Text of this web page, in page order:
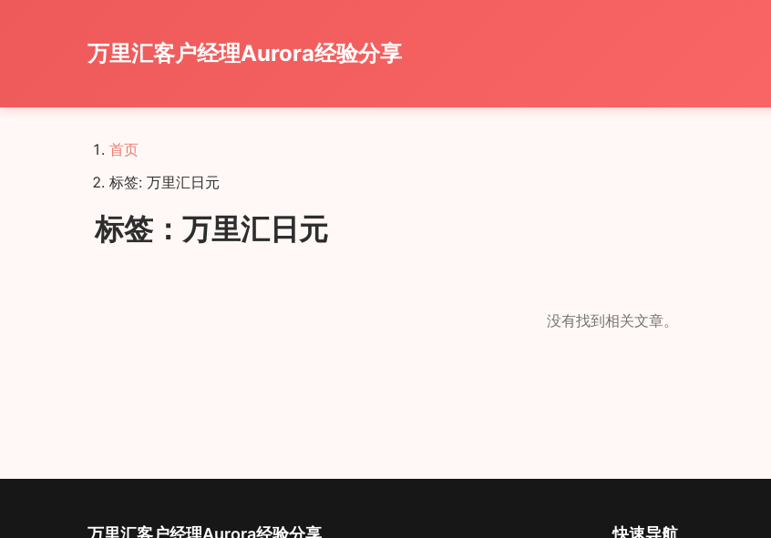
万里汇客户经理Aurora经验分享
首页
标签: 万里汇日元
️ 标签：万里汇日元
没有找到相关文章。
万里汇客户经理Aurora经验分享 快速导航